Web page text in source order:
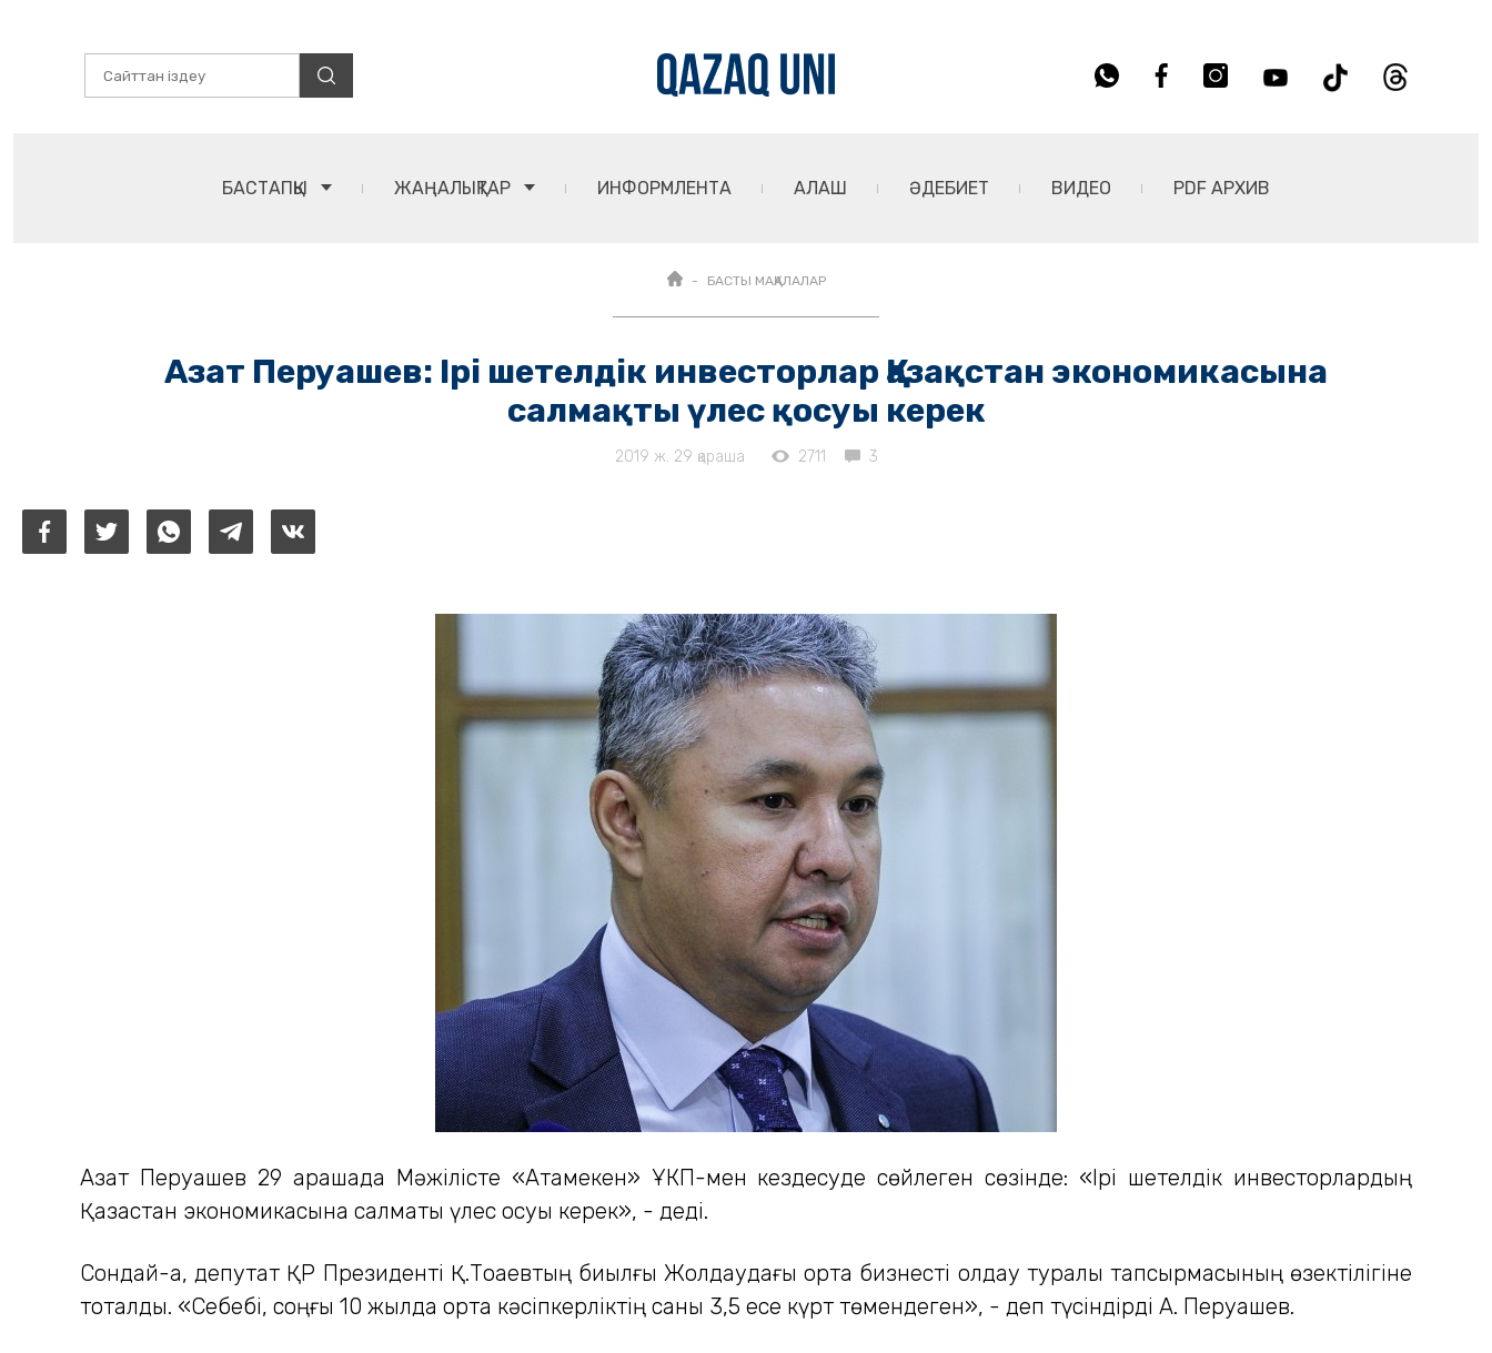
БАСТАПҚЫ ЖАҢАЛЫҚТАР ИНФОРМЛЕНТА АЛАШ ӘДЕБИЕТ ВИДЕО PDF АРХИВ
БАСТЫ МАҚАЛАЛАР
Азат Перуашев: Ірі шетелдік инвесторлар Қазақстан экономикасына
салмақты үлес қосуы керек
2019 ж. 29 қараша 2711 3
Азат Перуашев 29 қарашада Мәжілісте «Атамекен» ҰКП-мен кездесуде сөйлеген сөзінде: «Ірі шетелдік инвесторлардың
Қазақстан экономикасына салмақты үлес қосуы керек», - деді.
Сондай-ақ, депутат ҚР Президенті Қ.Тоқаевтың биылғы Жолдаудағы орта бизнесті қолдау туралы тапсырмасының өзектілігіне
тоқталды. «Себебі, соңғы 10 жылда орта кәсіпкерліктің саны 3,5 есе күрт төмендеген», - деп түсіндірді А. Перуашев.